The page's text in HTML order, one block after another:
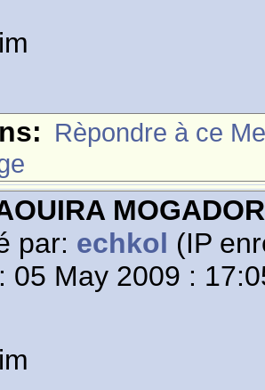
Rèpondre à ce
MOGADOR
par: echkol (IP
05 May 2009 :